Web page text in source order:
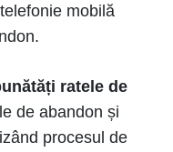
mobilă
ratele de
de abandon și
procesul de